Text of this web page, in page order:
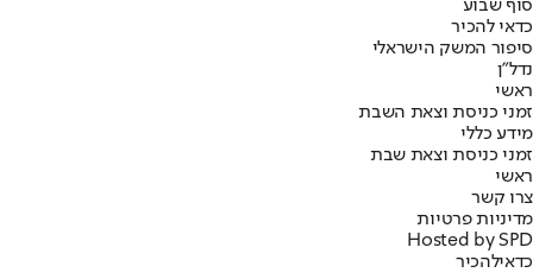
סוף שבוע
כדאי להכיר
סיפור המשק הישראלי
נדל"ן
ראשי
זמני כניסת וצאת השבת
מידע כללי
זמני כניסת וצאת שבת
ראשי
צרו קשר
מדיניות פרטיות
Hosted by SPD
כדאילהכיר